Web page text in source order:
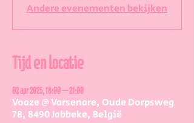
Andere evenementen bekijken
Tijd en locatie
02 apr 2025, 18:00 – 21:00
Voaze @ Varsenare, Oude Dorpsweg
78, 8490 Jabbeke, België